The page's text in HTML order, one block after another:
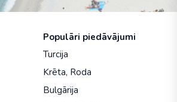
Populāri piedāvājumi
Turcija
Krēta, Roda
Bulgārija